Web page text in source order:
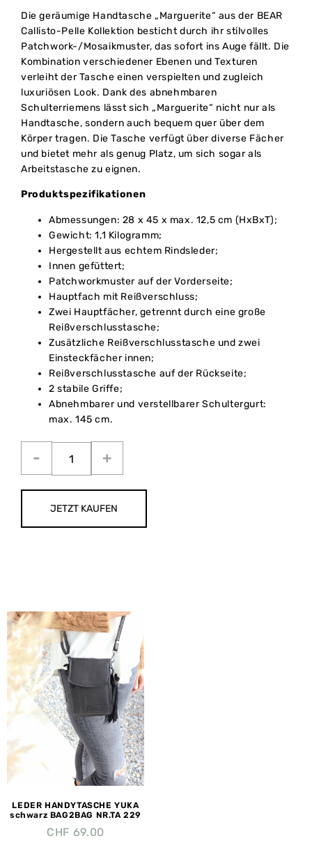
Die geräumige Handtasche „Marguerite“ aus der BEAR
Callisto-Pelle Kollektion besticht durch ihr stilvolles
Patchwork-/Mosaikmuster, das sofort ins Auge fällt. Die
Kombination verschiedener Ebenen und Texturen
verleiht der Tasche einen verspielten und zugleich
luxuriösen Look. Dank des abnehmbaren
Schulterriemens lässt sich „Marguerite“ nicht nur als
Handtasche, sondern auch bequem quer über dem
Körper tragen. Die Tasche verfügt über diverse Fächer
und bietet mehr als genug Platz, um sich sogar als
Arbeitstasche zu eignen.
Produktspezifikationen
Abmessungen: 28 x 45 x max. 12,5 cm (HxBxT);
Gewicht: 1,1 Kilogramm;
Hergestellt aus echtem Rindsleder;
Innen gefüttert;
Patchworkmuster auf der Vorderseite;
Hauptfach mit Reißverschluss;
Zwei Hauptfächer, getrennt durch eine große
Reißverschlusstasche;
Zusätzliche Reißverschlusstasche und zwei
Einsteckfächer innen;
Reißverschlusstasche auf der Rückseite;
2 stabile Griffe;
Abnehmbarer und verstellbarer Schultergurt:
max. 145 cm.
JETZT KAUFEN
LEDER HANDYTASCHE YUKA
schwarz BAG2BAG NR.TA 229
CHF 69.00